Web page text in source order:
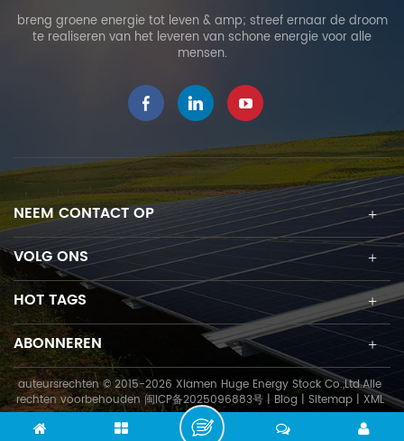
wordt uitgevoerd door
ervaren ingenieurs om
aan te bieden op basis van
verschillende
locatie. Het kan op
grondschroeven of
betonnen funderingen
worden geïnstalleerd,
bereikt een variabele helling
en hoogte en maakt het
ontwerp van installaties
flexibel.
breng groene energie tot leven & amp; streef ernaar de droom
te realiseren van het leveren van schone energie voor alle
mensen.
NEEM CONTACT OP
VOLG ONS
HOT TAGS
ABONNEREN
auteursrechten © 2015-2026 Xiamen Huge Energy Stock Co.,Ltd.Alle
rechten voorbehouden 闽ICP备2025096883号|Blog | Sitemap| XML